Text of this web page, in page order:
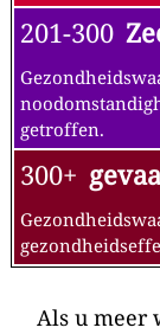
201-300
getroffen.
300+
Als u meer